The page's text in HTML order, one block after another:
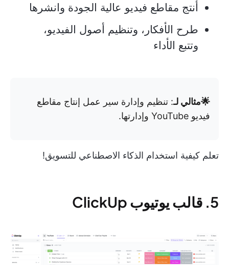
أنتج مقاطع فيديو عالية الجودة وانشرها
طرح الأفكار، وتنظيم أصول الفيديو،
وتتبع الأداء
🌟مثالي لـ: تنظيم وإدارة سير عمل إنتاج مقاطع
فيديو YouTube وإدارتها.
تعلم كيفية استخدام الذكاء الاصطناعي للتسويق!
5. قالب يوتيوب ClickUp